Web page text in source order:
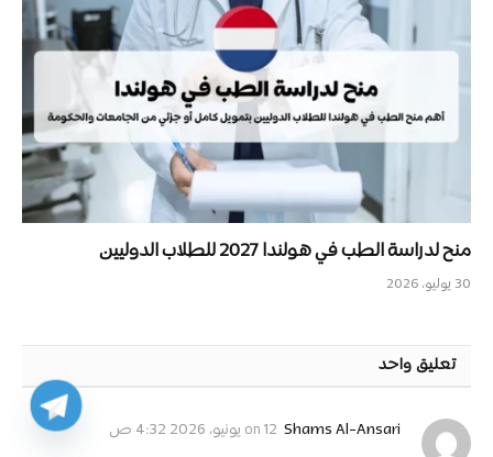
منح لدراسة الطب في هولندا 2027 للطلاب الدوليين
30 يوليو، 2026
تعليق واحد
Shams Al-Ansari 12 يونيو، 2026 4:32 ص